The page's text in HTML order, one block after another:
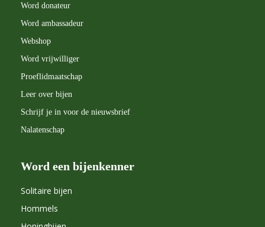
Word donateur
Word ambassadeur
Webshop
Word vrijwilliger
Proeflidmaatschap
Leer over bijen
Schrijf je in voor de nieuwsbrief
Nalatenschap
Word een bijenkenner
Solitaire bijen
Hommels